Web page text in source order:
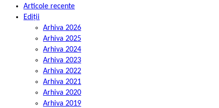
Articole recente
Ediții
Arhiva 2026
Arhiva 2025
Arhiva 2024
Arhiva 2023
Arhiva 2022
Arhiva 2021
Arhiva 2020
Arhiva 2019